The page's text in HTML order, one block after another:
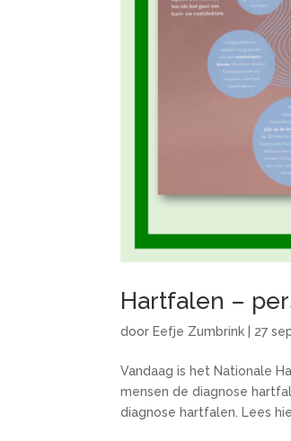
Hartfalen –
door Eefje Zumbrink 27
Vandaag is het Nationale
mensen de diagnose
diagnose hartfalen. Lees